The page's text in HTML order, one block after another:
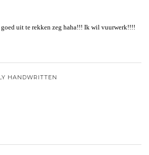
uit te rekken zeg haha!!! Ik wil vuurwerk!!!!
HANDWRITTEN